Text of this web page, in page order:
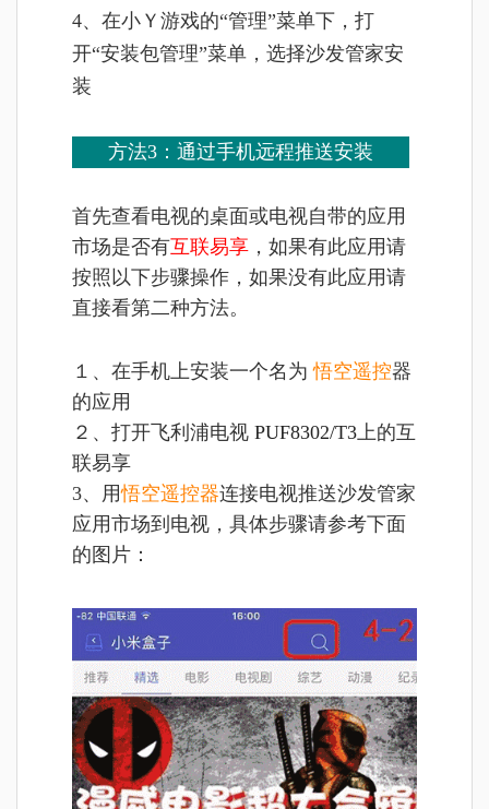
4、在小Ｙ游戏的“管理”菜单下，打
开“安装包管理”菜单，选择沙发管家安
装
方法3：通过手机远程推送安装
首先查看电视的桌面或电视自带的应用
市场是否有互联易享 ，如果有此应用请
按照以下步骤操作，如果没有此应用请
直接看第二种方法。
１、在手机上安装一个名为悟空遥控器
的应用
２、打开飞利浦电视 PUF8302/T3 上的互
联易享
3、用悟空遥控器连接电视推送沙发管家
应用市场到电视，具体步骤请参考下面
的图片：